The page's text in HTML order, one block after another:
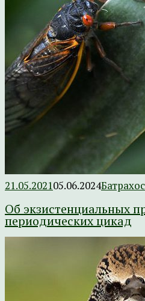
21.05.202105.06.2024
Об экзистенциальных
периодических цикад